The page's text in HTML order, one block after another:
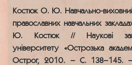
Костюк О. Ю. Навчально-
православних навчальних
Ю. Костюк // Наукові
університету «Острозька
Острог, 2010. – С. 138–145. –